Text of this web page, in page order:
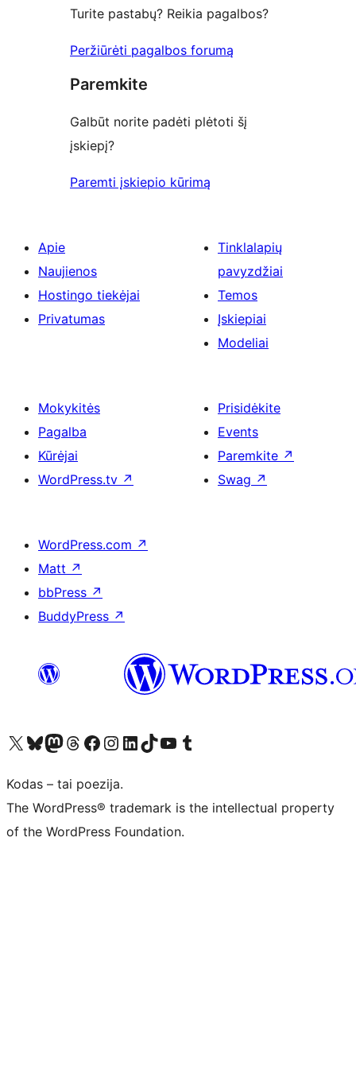
Turite pastabų? Reikia pagalbos?
Peržiūrėti pagalbos forumą
Paremkite
Galbūt norite padėti plėtoti šį
įskiepį?
Paremti įskiepio kūrimą
Apie
Naujienos
Hostingo tiekėjai
Privatumas
Tinklalapių
pavyzdžiai
Temos
Įskiepiai
Modeliai
Mokykitės
Pagalba
Kūrėjai
WordPress.tv ↗
Prisidėkite
Events
Paremkite ↗
Swag ↗
WordPress.com ↗
Matt ↗
bbPress ↗
BuddyPress ↗
Visit our X (formerly Twitter) account
Apsilankykite mūsų Bluesky paskyroje
Visit our Mastodon account
Apsilankykite mūsų Threads paskyroje
Visit our Facebook page
Visit our Instagram account
Visit our LinkedIn account
Apsilankykite mūsų TikTok paskyroje
Visit our YouTube channel
Apsilankykite mūsų Tumblr paskyroje
Kodas – tai poezija.
The WordPress® trademark is the intellectual property
of the WordPress Foundation.